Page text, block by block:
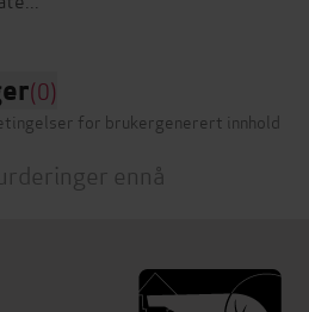
(0)
for brukergenerert innhold
ennå